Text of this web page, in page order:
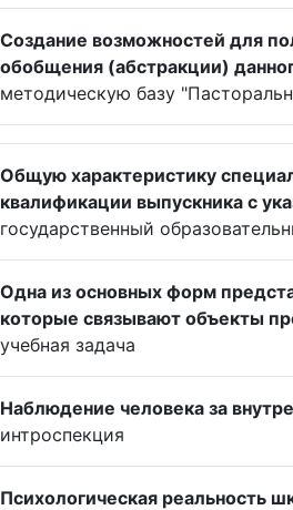
Создание возможностей для
обобщения (абстракции)
методическую базу
Общую характеристику
квалификации выпускника с
государственный
Одна из основных форм
которые связывают объекты
учебная задача
Наблюдение человека за
интроспекция
Психологическая реальность